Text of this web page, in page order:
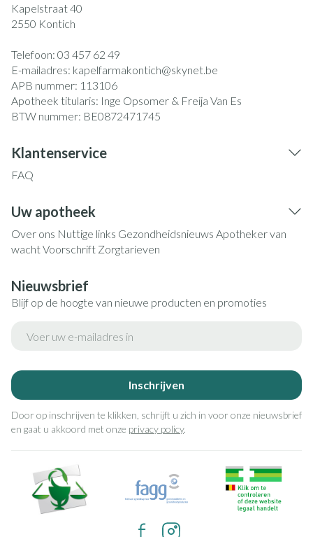
Kapelstraat 40
2550 Kontich
Telefoon: 03 457 62 49
E-mailadres: kapelfarmakontich@skynet.be
APB nummer: 113106
Apotheek titularis: Inge Opsomer & Freija Van Es
BTW nummer: BE0872471745
Klantenservice
FAQ
Uw apotheek
Over ons Nuttige links Gezondheidsnieuws Apotheker van
wachtVoorschrift Zorgtarieven
Nieuwsbrief
Blijf op de hoogte van nieuwe producten en promoties
Inschrijven
Door op inschrijven te klikken, schrijft u zich in voor onze nieuwsbrief
en gaat u akkoord met onze privacy policy.